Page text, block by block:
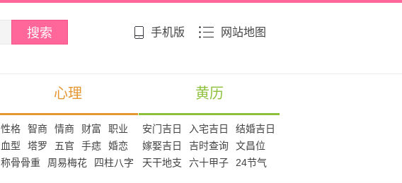
搜索 手机版 网站地图
心理
性格 智商 情商 财富
职业
血型
塔罗 五官 手痣
婚恋
称骨骨重
周易梅花 四柱八字
黄历
安门吉日 入宅吉日
结婚吉日
嫁娶吉日
吉时查询
文昌位
天干地支
六十甲子 24节气